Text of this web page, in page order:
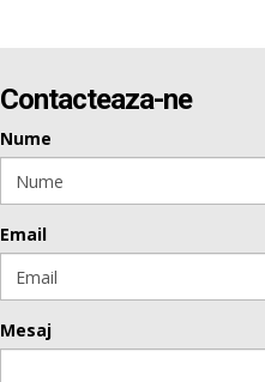
Contacteaza-ne
Nume
Email
Mesaj